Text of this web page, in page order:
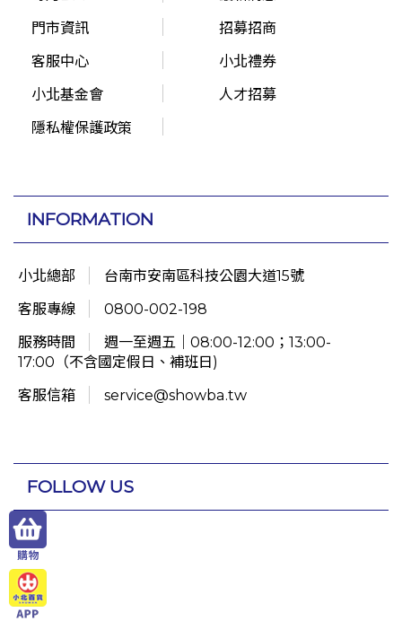
門市資訊
招募招商
客服中心
小北禮券
小北基金會
人才招募
隱私權保護政策
INFORMATION
小北總部
台南市安南區科技公園大道15號
客服專線
0800-002-198
服務時間
週一至週五｜08:00-12:00；13:00-
17:00（不含國定假日、補班日)
客服信箱
service@showba.tw
FOLLOW US